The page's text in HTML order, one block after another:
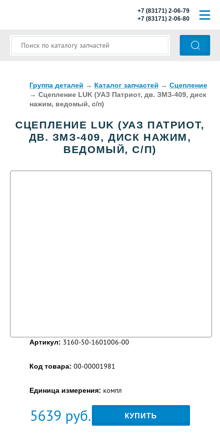
Группа деталей → Каталог запчастей → Сцепление
→ Сцепление LUK (УАЗ Патриот, дв. ЗМЗ-409, диск
нажим, ведомый, с/п)
СЦЕПЛЕНИЕ LUK (УАЗ ПАТРИОТ,
ДВ. ЗМЗ-409, ДИСК НАЖИМ,
ВЕДОМЫЙ, С/П)
Артикул: 3160-50-1601006-00
Код товара: 00-00001981
Единица измерения: компл
5639 руб. КУПИТЬ
+7 (83171) 2-06-79
+7 (83171) 2-06-80
КАТАЛОГ ЗАПЧАСТЕЙ
МОДЕЛИ АВТОБУСОВ
ОПЛАТА И ДОСТАВКА
КОНТАКТЫ
КОРЗИНА